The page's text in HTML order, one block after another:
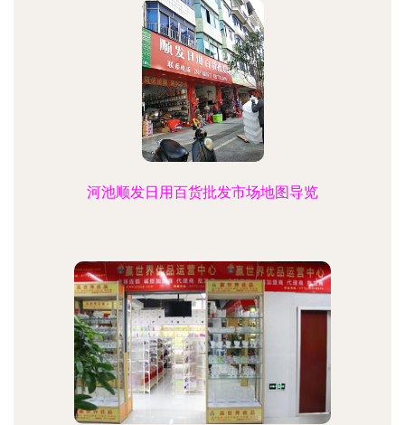
河池顺发日用百货批发市场地图导览